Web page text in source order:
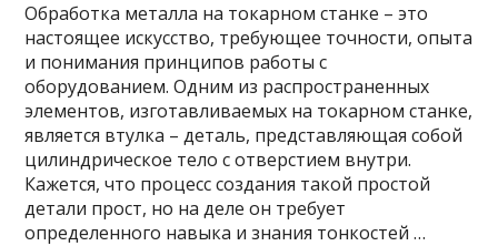
Обработка металла на токарном станке – это
настоящее искусство, требующее точности, опыта
и понимания принципов работы с
оборудованием. Одним из распространенных
элементов, изготавливаемых на токарном станке,
является втулка – деталь, представляющая собой
цилиндрическое тело с отверстием внутри.
Кажется, что процесс создания такой простой
детали прост, но на деле он требует
определенного навыка и знания тонкостей …